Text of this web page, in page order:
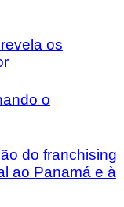
os
o
do franchising
ao Panamá e à